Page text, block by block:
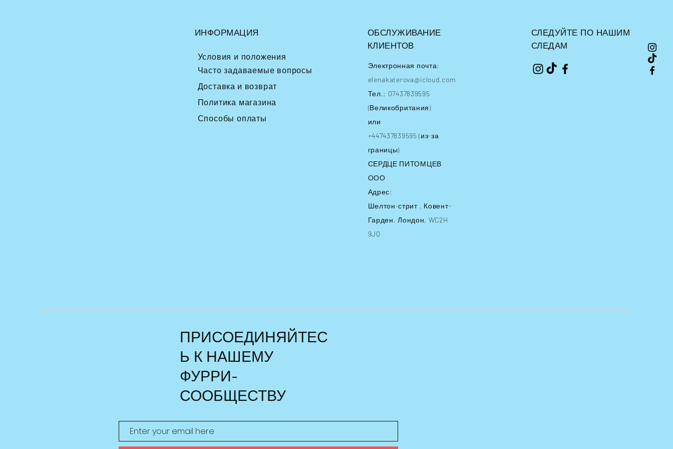
ИНФОРМАЦИЯ
Условия и положения
Часто задаваемые вопросы
Доставка и возврат
Политика магазина
Способы оплаты
ОБСЛУЖИВАНИЕ
КЛИЕНТОВ
Электронная почта:
elenakaterova@icloud.com
Тел.: 07437839595
(Великобритания)
или
+447437839595 (из-за
границы)
СЕРДЦЕ ПИТОМЦЕВ
ООО
Адрес:
Шелтон-стрит , Ковент-
Гарден, Лондон, WC2H
9JQ
СЛЕДУЙТЕ ПО НАШИМ
СЛЕДАМ
ПРИСОЕДИНЯЙТЕС
Ь К НАШЕМУ
ФУРРИ-
СООБЩЕСТВУ